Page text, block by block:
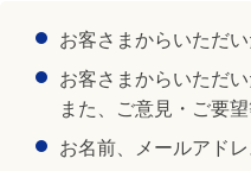
お客さまからいただ
お客さまからいただ
また、ご意見・ご要
お名前、メールアド